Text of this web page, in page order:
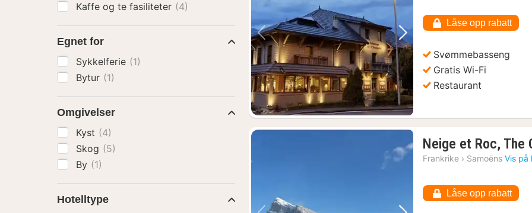
Forrige bilde Neste bilde
Låse opp rabatt
Svømmebasseng
Gratis Wi-Fi
Restaurant
Neige et Roc, The
Frankrike › Samoëns Vis på
Låse opp rabatt
Kaffe og te fasiliteter (4)
Egnet for
Sykkelferie (1)
Bytur (1)
Omgivelser
Kyst (4)
Skog (5)
By (1)
Hotelltype